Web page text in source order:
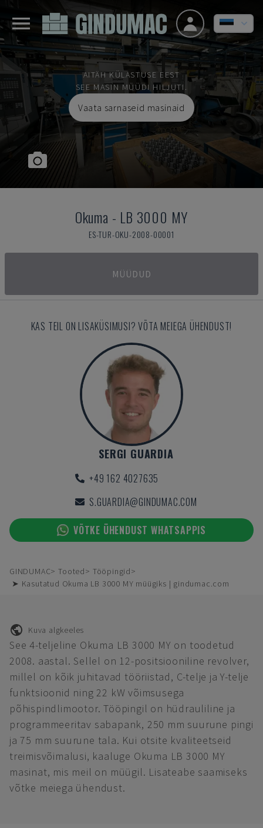
AITÄH KÜLASTUSE EEST
SEE MASIN MÜÜDI HILJUTI.
Vaata sarnaseid masinaid
Okuma - LB 3000 MY
ES-TUR-OKU-2008-00001
MÜÜDUD
KAS TEIL ON LISAKÜSIMUSI? VÕTA MEIEGA ÜHENDUST!
SERGI GUARDIA
+49 162 4027635
S.GUARDIA@GINDUMAC.COM
VÕTKE ÜHENDUST WHATSAPPIS
GINDUMAC Tooted
Tööpingid
➤ Kasutatud Okuma LB 3000 MY müügiks | gindumac.com
Kuva algkeeles
See 4-teljeline Okuma LB 3000 MY on toodetud
2008. aastal. Sellel on 12-positsiooniline revolver,
millel on kõik juhitavad tööriistad, C-telje ja Y-telje
funktsioonid ning 22 kW võimsusega
põhispindlimootor. Tööpingil on hüdrauliline ja
programmeeritav sabapank, 250 mm suurune pingi
ja 75 mm suurune tala. Kui otsite kvaliteetseid
treimisvõimalusi, kaaluge Okuma LB 3000 MY
masinat, mis meil on müügil. Lisateabe saamiseks
võtke meiega ühendust.